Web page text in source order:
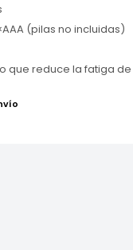
(pilas no incluidas)
que reduce la fatiga